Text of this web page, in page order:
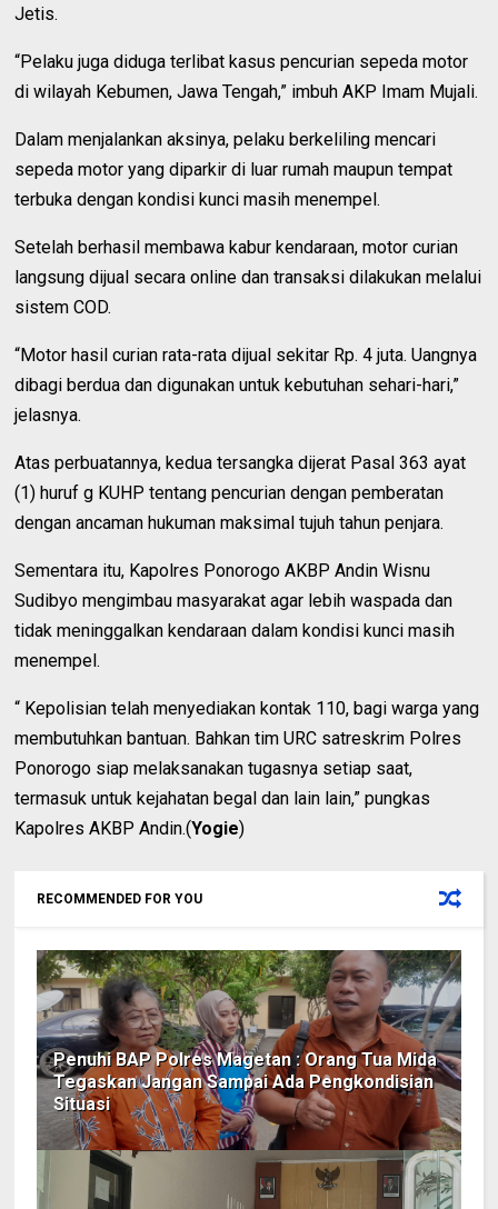
Jetis.
“Pelaku juga diduga terlibat kasus pencurian sepeda motor
di wilayah Kebumen, Jawa Tengah,” imbuh AKP Imam Mujali.
Dalam menjalankan aksinya, pelaku berkeliling mencari
sepeda motor yang diparkir di luar rumah maupun tempat
terbuka dengan kondisi kunci masih menempel.
Setelah berhasil membawa kabur kendaraan, motor curian
langsung dijual secara online dan transaksi dilakukan melalui
sistem COD.
“Motor hasil curian rata-rata dijual sekitar Rp. 4 juta. Uangnya
dibagi berdua dan digunakan untuk kebutuhan sehari-hari,”
jelasnya.
Atas perbuatannya, kedua tersangka dijerat Pasal 363 ayat
(1) huruf g KUHP tentang pencurian dengan pemberatan
dengan ancaman hukuman maksimal tujuh tahun penjara.
Sementara itu, Kapolres Ponorogo AKBP Andin Wisnu
Sudibyo mengimbau masyarakat agar lebih waspada dan
tidak meninggalkan kendaraan dalam kondisi kunci masih
menempel.
“ Kepolisian telah menyediakan kontak 110, bagi warga yang
membutuhkan bantuan. Bahkan tim URC satreskrim Polres
Ponorogo siap melaksanakan tugasnya setiap saat,
termasuk untuk kejahatan begal dan lain lain,” pungkas
Kapolres AKBP Andin.(Yogie)
RECOMMENDED FOR YOU
Penuhi BAP Polres Magetan : Orang Tua Mida
Tegaskan Jangan Sampai Ada Pengkondisian
Situasi